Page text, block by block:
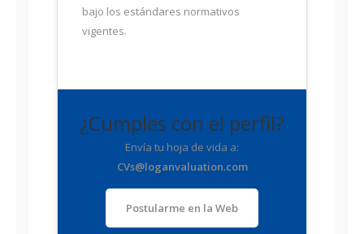
bajo los estándares normativos
vigentes.
¿Cumples con el perfil?
Envía tu hoja de vida a:
CVs@loganvaluation.com
Postularme en la Web